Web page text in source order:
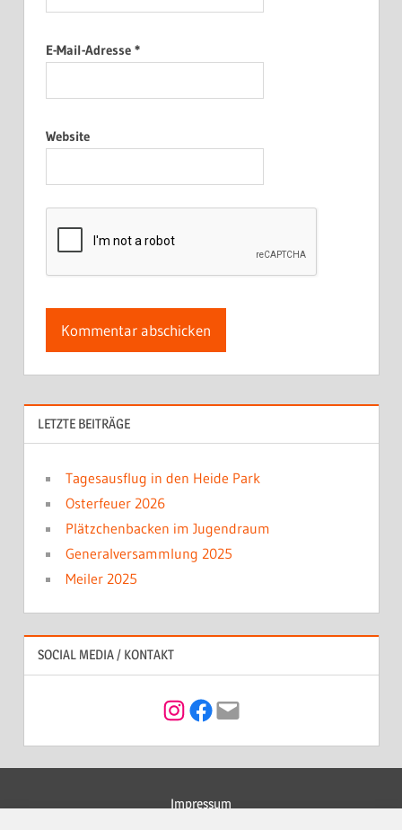
E-Mail-Adresse *
Website
LETZTE BEITRÄGE
Tagesausflug in den Heide Park
Osterfeuer 2026
Plätzchenbacken im Jugendraum
Generalversammlung 2025
Meiler 2025
SOCIAL MEDIA / KONTAKT
Instagram
Facebook
Mail
Impressum